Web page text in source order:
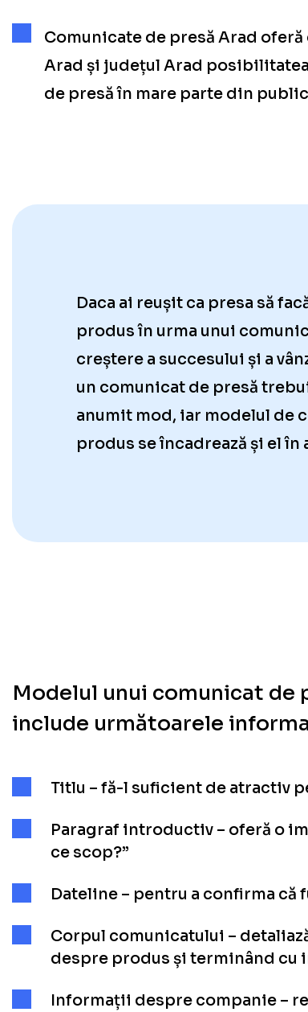
Comunicate de presă Arad
Arad și județul Arad
de presă în mare parte din
Daca ai reușit ca presa să
produs în urma unui
creștere a succesului și a
un comunicat de presă
anumit mod, iar modelul de
produs se încadrează și el în
Modelul unui comunicat de
include următoarele
Titlu – fă-l suficient de atractiv
Paragraf introductiv – oferă o
ce scop?”
Dateline – pentru a confirma
Corpul comunicatului –
despre produs și terminând cu
Informații despre companie –